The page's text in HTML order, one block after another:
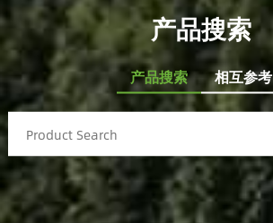
产品搜索
产品搜索 相互参考